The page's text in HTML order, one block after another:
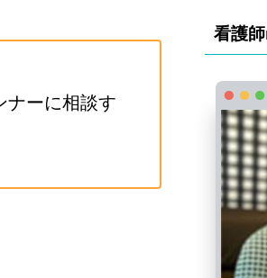
ナーに相談す
看護